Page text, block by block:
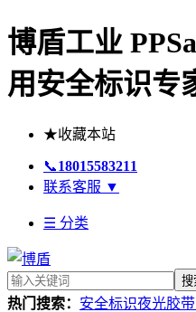
博盾工业
用安全标识专
★收藏本站
📞18015583211
联系客服 ▼
☰ 分类
搜
热门搜索： 安全标识夜光胶带